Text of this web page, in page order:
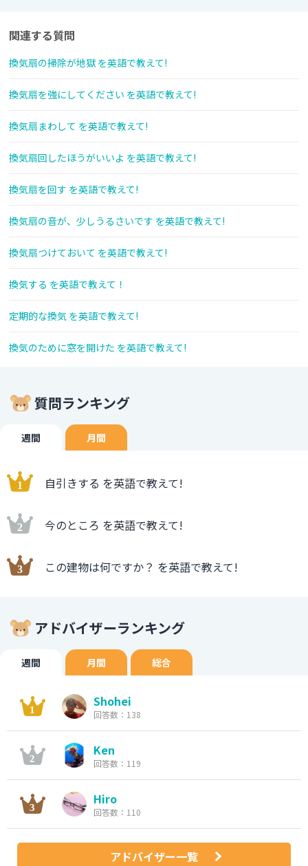
関連する質問
換気扇の掃除が地獄 を英語で教えて!
換気扇を強にしてください を英語で教えて!
換気扇まわして を英語で教えて!
換気扇回したほうがいいよ を英語で教えて!
換気扇を回す を英語で教えて!
換気扇の音が、少しうるさいです を英語で教えて!
換気扇つけておいて を英語で教えて!
換気する を英語で教えて！
定期的な換気 を英語で教えて!
換気のために窓を開けた を英語で教えて!
質問ランキング
週間 月間
自引きする を英語で教えて!
今のところ を英語で教えて!
この建物は何ですか？ を英語で教えて!
アドバイザーランキング
週間 月間 総合
Shohei
回答数：138
Ken
回答数：119
Hiro
回答数：110
アドバイザー一覧